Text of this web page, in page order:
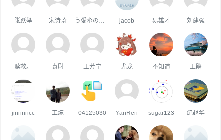
张跃举 宋诗琦 jacob 易雄才 刘建强
赎救。 袁尉 王芳宁 尤龙 不知道 王鹃
jinnnncc 王炼 04125030 YanRen sugar123 纪赵华